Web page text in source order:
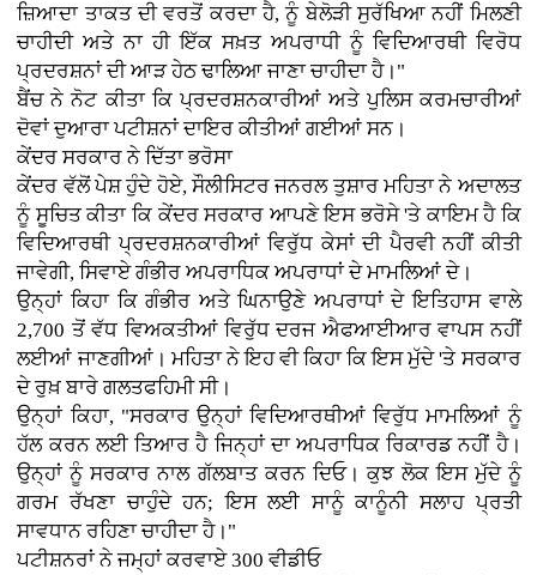
ਜ਼ਿਆਦਾ ਤਾਕਤ ਦੀ ਵਰਤੋਂ ਕਰਦਾ ਹੈ, ਨੂੰ ਬੇਲੋੜੀ ਸੁਰੱਖਿਆ ਨਹੀਂ ਮਿਲਣੀ
ਚਾਹੀਦੀ ਅਤੇ ਨਾ ਹੀ ਇੱਕ ਸਖ਼ਤ ਅਪਰਾਧੀ ਨੂੰ ਵਿਦਿਆਰਥੀ ਵਿਰੋਧ
ਪ੍ਰਦਰਸ਼ਨਾਂ ਦੀ ਆੜ ਹੇਠ ਢਾਲਿਆ ਜਾਣਾ ਚਾਹੀਦਾ ਹੈ।"
ਬੈਂਚ ਨੇ ਨੋਟ ਕੀਤਾ ਕਿ ਪ੍ਰਦਰਸ਼ਨਕਾਰੀਆਂ ਅਤੇ ਪੁਲਿਸ ਕਰਮਚਾਰੀਆਂ
ਦੋਵਾਂ ਦੁਆਰਾ ਪਟੀਸ਼ਨਾਂ ਦਾਇਰ ਕੀਤੀਆਂ ਗਈਆਂ ਸਨ।
ਕੇਂਦਰ ਸਰਕਾਰ ਨੇ ਦਿੱਤਾ ਭਰੋਸਾ
ਕੇਂਦਰ ਵੱਲੋਂ ਪੇਸ਼ ਹੁੰਦੇ ਹੋਏ, ਸੌਲੀਸਿਟਰ ਜਨਰਲ ਤੁਸ਼ਾਰ ਮਹਿਤਾ ਨੇ ਅਦਾਲਤ
ਨੂੰ ਸੂਚਿਤ ਕੀਤਾ ਕਿ ਕੇਂਦਰ ਸਰਕਾਰ ਆਪਣੇ ਇਸ ਭਰੋਸੇ 'ਤੇ ਕਾਇਮ ਹੈ ਕਿ
ਵਿਦਿਆਰਥੀ ਪ੍ਰਦਰਸ਼ਨਕਾਰੀਆਂ ਵਿਰੁੱਧ ਕੇਸਾਂ ਦੀ ਪੈਰਵੀ ਨਹੀਂ ਕੀਤੀ
ਜਾਵੇਗੀ, ਸਿਵਾਏ ਗੰਭੀਰ ਅਪਰਾਧਿਕ ਅਪਰਾਧਾਂ ਦੇ ਮਾਮਲਿਆਂ ਦੇ।
ਉਨ੍ਹਾਂ ਕਿਹਾ ਕਿ ਗੰਭੀਰ ਅਤੇ ਘਿਨਾਉਣੇ ਅਪਰਾਧਾਂ ਦੇ ਇਤਿਹਾਸ ਵਾਲੇ
2,700 ਤੋਂ ਵੱਧ ਵਿਅਕਤੀਆਂ ਵਿਰੁੱਧ ਦਰਜ ਐਫਆਈਆਰ ਵਾਪਸ ਨਹੀਂ
ਲਈਆਂ ਜਾਣਗੀਆਂ। ਮਹਿਤਾ ਨੇ ਇਹ ਵੀ ਕਿਹਾ ਕਿ ਇਸ ਮੁੱਦੇ 'ਤੇ ਸਰਕਾਰ
ਦੇ ਰੁਖ਼ ਬਾਰੇ ਗਲਤਫਹਿਮੀ ਸੀ।
ਉਨ੍ਹਾਂ ਕਿਹਾ, "ਸਰਕਾਰ ਉਨ੍ਹਾਂ ਵਿਦਿਆਰਥੀਆਂ ਵਿਰੁੱਧ ਮਾਮਲਿਆਂ ਨੂੰ
ਹੱਲ ਕਰਨ ਲਈ ਤਿਆਰ ਹੈ ਜਿਨ੍ਹਾਂ ਦਾ ਅਪਰਾਧਿਕ ਰਿਕਾਰਡ ਨਹੀਂ ਹੈ।
ਉਨ੍ਹਾਂ ਨੂੰ ਸਰਕਾਰ ਨਾਲ ਗੱਲਬਾਤ ਕਰਨ ਦਿਓ। ਕੁਝ ਲੋਕ ਇਸ ਮੁੱਦੇ ਨੂੰ
ਗਰਮ ਰੱਖਣਾ ਚਾਹੁੰਦੇ ਹਨ; ਇਸ ਲਈ ਸਾਨੂੰ ਕਾਨੂੰਨੀ ਸਲਾਹ ਪ੍ਰਤੀ
ਸਾਵਧਾਨ ਰਹਿਣਾ ਚਾਹੀਦਾ ਹੈ।"
ਪਟੀਸ਼ਨਰਾਂ ਨੇ ਜਮ੍ਹਾਂ ਕਰਵਾਏ 300 ਵੀਡੀਓ